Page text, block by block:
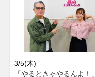
3/5(木)
「やるときゃやるんよ！」